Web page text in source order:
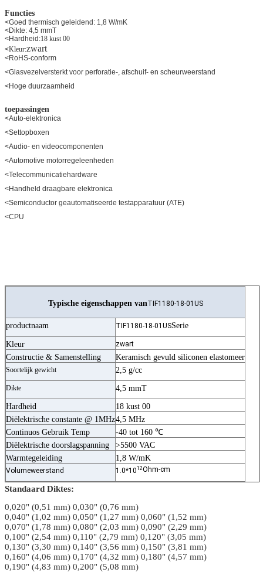
Functies
<Goed thermisch geleidend: 1,8 W/mK
<Dikte: 4,5 mmT
<Hardheid:18 kust 00
<Kleur:zwart
<RoHS-conform
<Glasvezelversterkt voor perforatie-, afschuif- en scheurweerstand
<Hoge duurzaamheid
toepassingen
<Auto-elektronica
<Settopboxen
<Audio- en videocomponenten
<Automotive motorregeleenheden
<Telecommunicatiehardware
<Handheld draagbare elektronica
<Semiconductor geautomatiseerde testapparatuur (ATE)
<CPU
Typische eigenschappen vanTIF1180-18-01US
productnaam TIF1180-18-01USSerie
Kleur zwart
Constructie & Samenstelling Keramisch gevuld siliconen elastomeer
Soortelijk gewicht 2,5 g/cc
Dikte 4,5 mmT
Hardheid
18 kust 00
Diëlektrische constante @ 1MHz4,5 MHz
Continuos Gebruik Temp
-40 tot 160 ℃
Diëlektrische doorslagspanning
>5500 VAC
Warmtegeleiding
1,8 W/mK
Volumeweerstand 1.0*1012Ohm-cm
Standaard Diktes:
0,020" (0,51 mm) 0,030" (0,76 mm)
0,040" (1,02 mm) 0,050" (1,27 mm) 0,060" (1,52 mm)
0,070" (1,78 mm) 0,080" (2,03 mm) 0,090" (2,29 mm)
0,100" (2,54 mm) 0,110" (2,79 mm) 0,120" (3,05 mm)
0,130" (3,30 mm) 0,140" (3,56 mm) 0,150" (3,81 mm)
0,160" (4,06 mm) 0,170" (4,32 mm) 0,180" (4,57 mm)
0,190" (4,83 mm) 0,200" (5,08 mm)